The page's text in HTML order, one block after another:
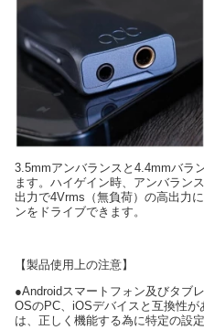
3.5mmアンバランスと4.4mmバラ
ます。ハイゲイン時、アンバラン
出力で4Vrms（無負荷）の高出力
ンをドライブできます。
【製品使用上の注意】
●Androidスマートフォン及びタブ
OSのPC、iOSデバイスと互換性
は、正しく機能する為に特定の設